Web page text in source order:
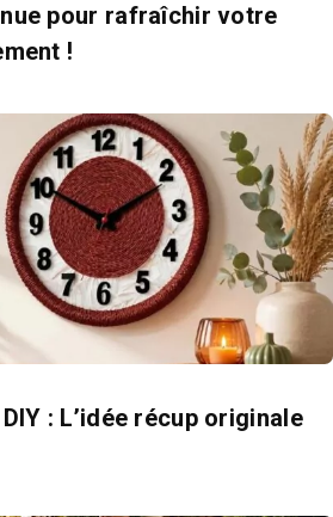
pour rafraîchir votre
!
: L’idée récup originale